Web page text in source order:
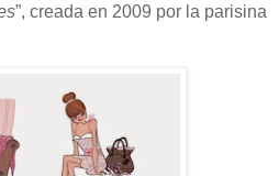
”, creada en 2009 por la parisina